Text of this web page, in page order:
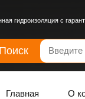
гидроизоляция с
Поиск
Главная О